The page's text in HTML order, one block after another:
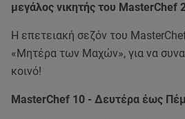
μεγάλος νικητής του MasterChef
Η επετειακή σεζόν του
«Μητέρα των Μαχών», για να
κοινό!
MasterChef 10 - Δευτέρα έως